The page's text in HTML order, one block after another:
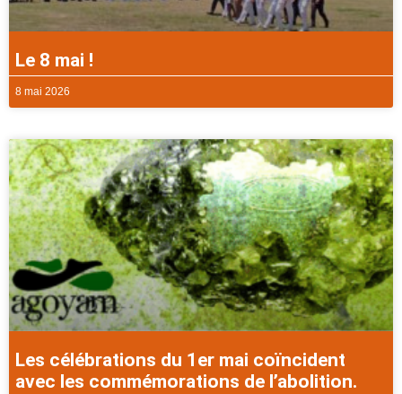
Le 8 mai !
8 mai 2026
Les célébrations du 1er mai coïncident
avec les commémorations de l’abolition.